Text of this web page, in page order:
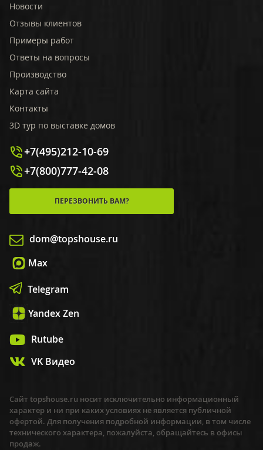
Новости
Отзывы клиентов
Примеры работ
Ответы на вопросы
Производство
Карта сайта
Контакты
3D тур по выставке домов
+7(495)212-10-69
+7(800)777-42-08
ПЕРЕЗВОНИТЬ ВАМ?
dom@topshouse.ru
Max
Telegram
Yandex Zen
Rutube
VK Видео
Сайт topshouse.ru носит исключительно информационный
характер и ни при каких условиях не является публичной
офертой. Для получения подробной информации, в том числе
технического характера, пожалуйста, обращайтесь в офисы
продаж.